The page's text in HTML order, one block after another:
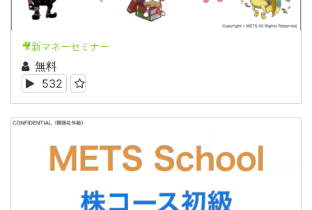
🎥新マネーセミナー
無料
532